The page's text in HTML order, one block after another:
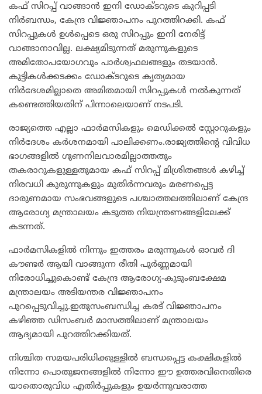
കഫ് സിറപ്പ് വാങ്ങാൻ ഇനി ഡോക്ടറുടെ കുറിപ്പടി
നിർബന്ധം, കേന്ദ്ര വിജ്ഞാപനം പുറത്തിറക്കി. കഫ്
സിറപ്പുകൾ ഉൾപ്പെടെ ഒരു സിറപ്പും ഇനി നേരിട്ട്
വാങ്ങാനാവില്ല. ലക്ഷ്യമിടുന്നത് മരുന്നുകളുടെ
അമിതോപയോഗവും പാർശ്വഫലങ്ങളും തടയാൻ.
കുട്ടികൾക്കടക്കം ഡോക്ടറുടെ കൃത്യമായ
നിർദേശമില്ലാതെ അമിതമായി സിറപ്പുകൾ നൽകുന്നത്
കണ്ടെത്തിയതിന് പിന്നാലെയാണ് നടപടി.
രാജ്യത്തെ എല്ലാ ഫാർമസികളും മെഡിക്കൽ സ്റ്റോറുകളും
നിർദേശം കർശനമായി പാലിക്കണം.രാജ്യത്തിന്റെ വിവിധ
ഭാഗങ്ങളിൽ ഗുണനിലവാരമില്ലാത്തതും
തകരാറുകളുള്ളതുമായ കഫ് സിറപ്പ് മിശ്രിതങ്ങൾ കഴിച്ച്
നിരവധി കുരുന്നുകളും മുതിർന്നവരും മരണപ്പെട്ട
ദാരുണമായ സംഭവങ്ങളുടെ പശ്ചാത്തലത്തിലാണ് കേന്ദ്ര
ആരോഗ്യ മന്ത്രാലയം കടുത്ത നിയന്ത്രണങ്ങളിലേക്ക്
കടന്നത്.
ഫാർമസികളിൽ നിന്നും ഇത്തരം മരുന്നുകൾ ഓവർ ദി
കൗണ്ടർ ആയി വാങ്ങുന്ന രീതി പൂർണ്ണമായി
നിരോധിച്ചുകൊണ്ട് കേന്ദ്ര ആരോഗ്യ-കുടുംബക്ഷേമ
മന്ത്രാലയം അടിയന്തര വിജ്ഞാപനം
പുറപ്പെടുവിച്ചു.ഇതുസംബന്ധിച്ച കരട് വിജ്ഞാപനം
കഴിഞ്ഞ ഡിസംബർ മാസത്തിലാണ് മന്ത്രാലയം
ആദ്യമായി പുറത്തിറക്കിയത്.
നിശ്ചിത സമയപരിധിക്കുള്ളിൽ ബന്ധപ്പെട്ട കക്ഷികളിൽ
നിന്നോ പൊതുജനങ്ങളിൽ നിന്നോ ഈ ഉത്തരവിനെതിരെ
യാതൊരുവിധ എതിർപ്പുകളും ഉയർന്നുവരാത്ത